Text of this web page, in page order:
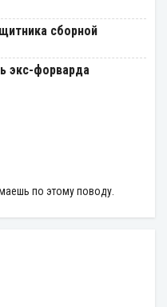
сборной
экс-форварда
по этому поводу.